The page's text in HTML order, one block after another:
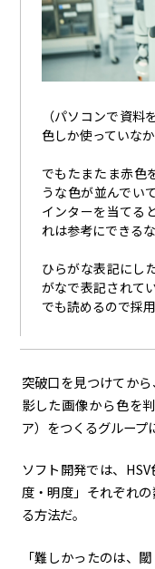
（パソコンで資
色しか使っていなか
でもたまたま赤色
うな色が並んでい
インターを当てる
れは参考にできる
ひらがな表記にし
がなで表記されて
でも読めるので採
突破口を見つけてか
影した画像から色を
ア）をつくるグループ
ソフト開発では、
度・明度」それぞれ
る方法だ。
「難しかったのは、